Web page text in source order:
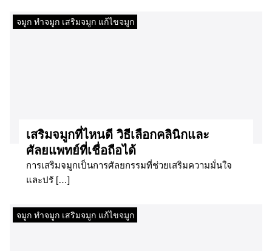
จมูก ทำจมูก เสริมจมูก แก้ไขจมูก
เสริมจมูกที่ไหนดี วิธีเลือกคลินิกและ
ศัลยแพทย์ที่เชื่อถือได้
การเสริมจมูกเป็นการศัลยกรรมที่ช่วยเสริมความมั่นใจ
และปรั […]
จมูก ทำจมูก เสริมจมูก แก้ไขจมูก